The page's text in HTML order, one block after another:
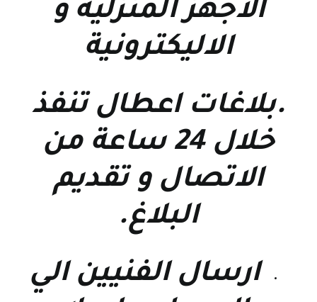
الاجهز المنزلية و
الاليكترونية
.بلاغات اعطال تنفذ
خلال 24 ساعة من
الاتصال و تقديم
البلاغ.
ارسال الفنيين الي